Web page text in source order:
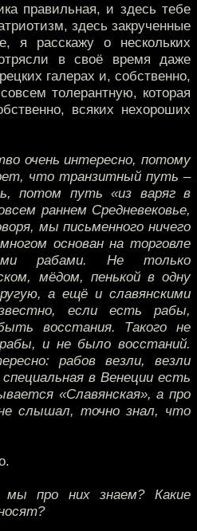
правильная, и здесь тебе
здесь закрученные
я расскажу о нескольких
в своё время даже
галерах и, собственно,
толерантную, которая
всяких нехороших
очень интересно, потому
что транзитный путь –
потом путь «из варяг в
раннем Средневековье,
мы письменного ничего
основан на торговле
рабами. Не только
мёдом, пенькой в одну
а ещё и славянскими
если есть рабы,
восстания. Такого не
и не было восстаний.
рабов везли, везли
в Венеции есть
«Славянская», а про
слышал, точно знал, что
про них знаем? Какие